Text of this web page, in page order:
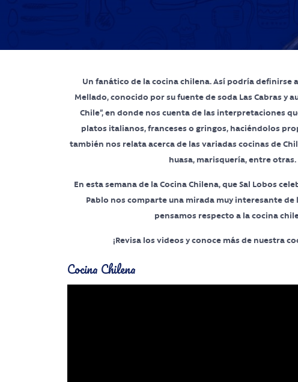
Un fanático de la cocina chilena. Así podría definirse
Mellado, conocido por su fuente de soda Las Cabras y
Chile”, en donde nos cuenta de las interpretaciones
platos italianos, franceses o gringos, haciéndolos
también nos relata acerca de las variadas cocinas de
huasa, marisquería, entre otras.
En esta semana de la Cocina Chilena, que Sal Lobos
Pablo nos comparte una mirada muy interesante de
pensamos respecto a la cocina
¡Revisa los videos y conoce más de nuestra
Cocina Chilena